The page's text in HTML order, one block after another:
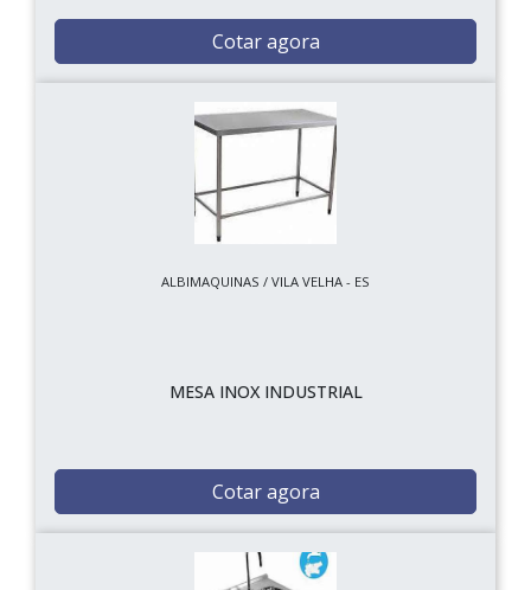
Cotar agora
ALBIMAQUINAS / VILA VELHA - ES
MESA INOX INDUSTRIAL
Cotar agora